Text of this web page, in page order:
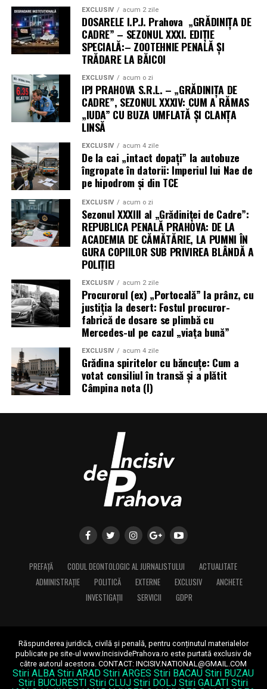
EXCLUSIV acum 2 zile
DOSARELE I.P.J. Prahova „GRĂDINIȚA DE
CADRE” – SEZONUL XXXI. EDIȚIE
SPECIALĂ:– ZOOTEHNIE PENALĂ ȘI
TRĂDARE LA BĂICOI
EXCLUSIV acum o zi
IPJ PRAHOVA S.R.L. – „GRĂDINIȚA DE
CADRE”, SEZONUL XXXIV: CUM A RĂMAS
„IUDA” CU BUZA UMFLATĂ ȘI CLANȚA
LINSĂ
EXCLUSIV acum 4 zile
De la cai „intact dopați” la autobuze
îngropate în datorii: Imperiul lui Nae de
pe hipodrom și din TCE
EXCLUSIV acum o zi
Sezonul XXXIII al „Grădiniței de Cadre”:
REPUBLICA PENALĂ PRAHOVA: DE LA
ACADEMIA DE CĂMĂTĂRIE, LA PUMNI ÎN
GURA COPIILOR SUB PRIVIREA BLÂNDĂ A
POLIȚIEI
EXCLUSIV acum 2 zile
Procurorul (ex) „Portocală” la prânz, cu
justiția la desert: Fostul procuror-
fabrică de dosare se plimbă cu
Mercedes-ul pe cazul „viața bună”
EXCLUSIV acum 4 zile
Grădina spiritelor cu băncuțe: Cum a
votat consiliul în transă și a plătit
Câmpina nota (I)
PREFAȚĂ CODUL DEONTOLOGIC AL JURNALISTULUI
ACTUALITATE
ADMINISTRAȚIE
POLITICĂ EXTERNE EXCLUSIV
ANCHETE
INVESTIGAȚII
SERVICII GDPR
Răspunderea juridică, civilă și penală, pentru conținutul materialelor
publicate pe site-ul www.IncisivdePrahova.ro este purtată exclusiv de
către autorul acestora.CONTACT: INCISIV.NATIONAL@GMAIL.COM
Stiri ALBA Stiri ARAD Stiri ARGES Stiri BACAU Stiri BUZAU
Stiri BUCURESTI Stiri CLUJ Stiri DOLJ Stiri GALATI Stiri